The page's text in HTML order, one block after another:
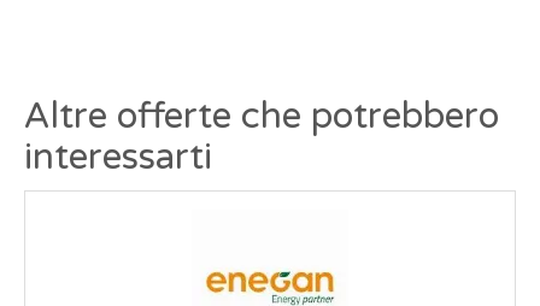
Altre offerte che potrebbero
interessarti